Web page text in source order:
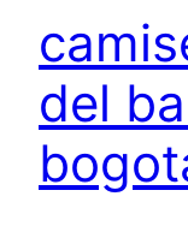
del